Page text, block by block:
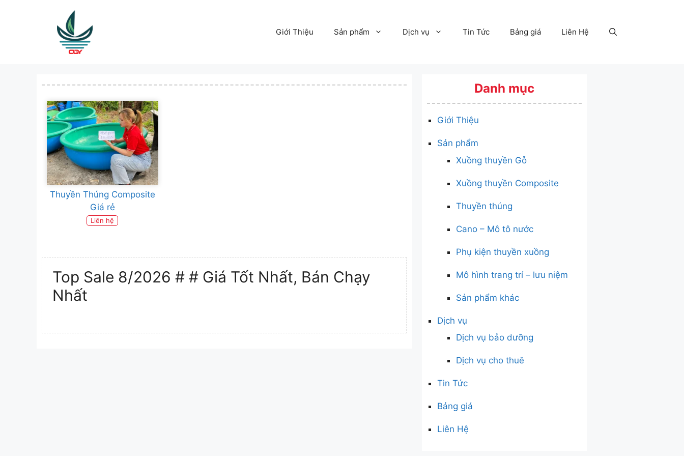
Giới Thiệu Sản phẩm Dịch vụ Tin Tức Bảng giá Liên Hệ
Thuyền Thúng Composite
Giá rẻ
Liên hệ
Top Sale 8/2026 # # Giá Tốt Nhất, Bán Chạy
Nhất
Danh mục
Giới Thiệu
Sản phẩm
Xuồng thuyền Gỗ
Xuồng thuyền Composite
Thuyền thúng
Cano – Mô tô nước
Phụ kiện thuyền xuồng
Mô hình trang trí – lưu niệm
Sản phẩm khác
Dịch vụ
Dịch vụ bảo dưỡng
Dịch vụ cho thuê
Tin Tức
Bảng giá
Liên Hệ